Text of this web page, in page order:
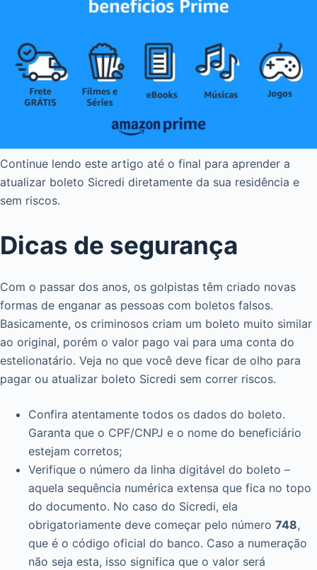
Continue lendo este artigo até o final para aprender a
atualizar boleto Sicredi diretamente da sua residência e
sem riscos.
Dicas de segurança
Com o passar dos anos, os golpistas têm criado novas
formas de enganar as pessoas com boletos falsos.
Basicamente, os criminosos criam um boleto muito similar
ao original, porém o valor pago vai para uma conta do
estelionatário. Veja no que você deve ficar de olho para
pagar ou atualizar boleto Sicredi sem correr riscos.
Confira atentamente todos os dados do boleto.
Garanta que o CPF/CNPJ e o nome do beneficiário
estejam corretos;
Verifique o número da linha digitável do boleto –
aquela sequência numérica extensa que fica no topo
do documento. No caso do Sicredi, ela
obrigatoriamente deve começar pelo número 748,
que é o código oficial do banco. Caso a numeração
não seja esta, isso significa que o valor será